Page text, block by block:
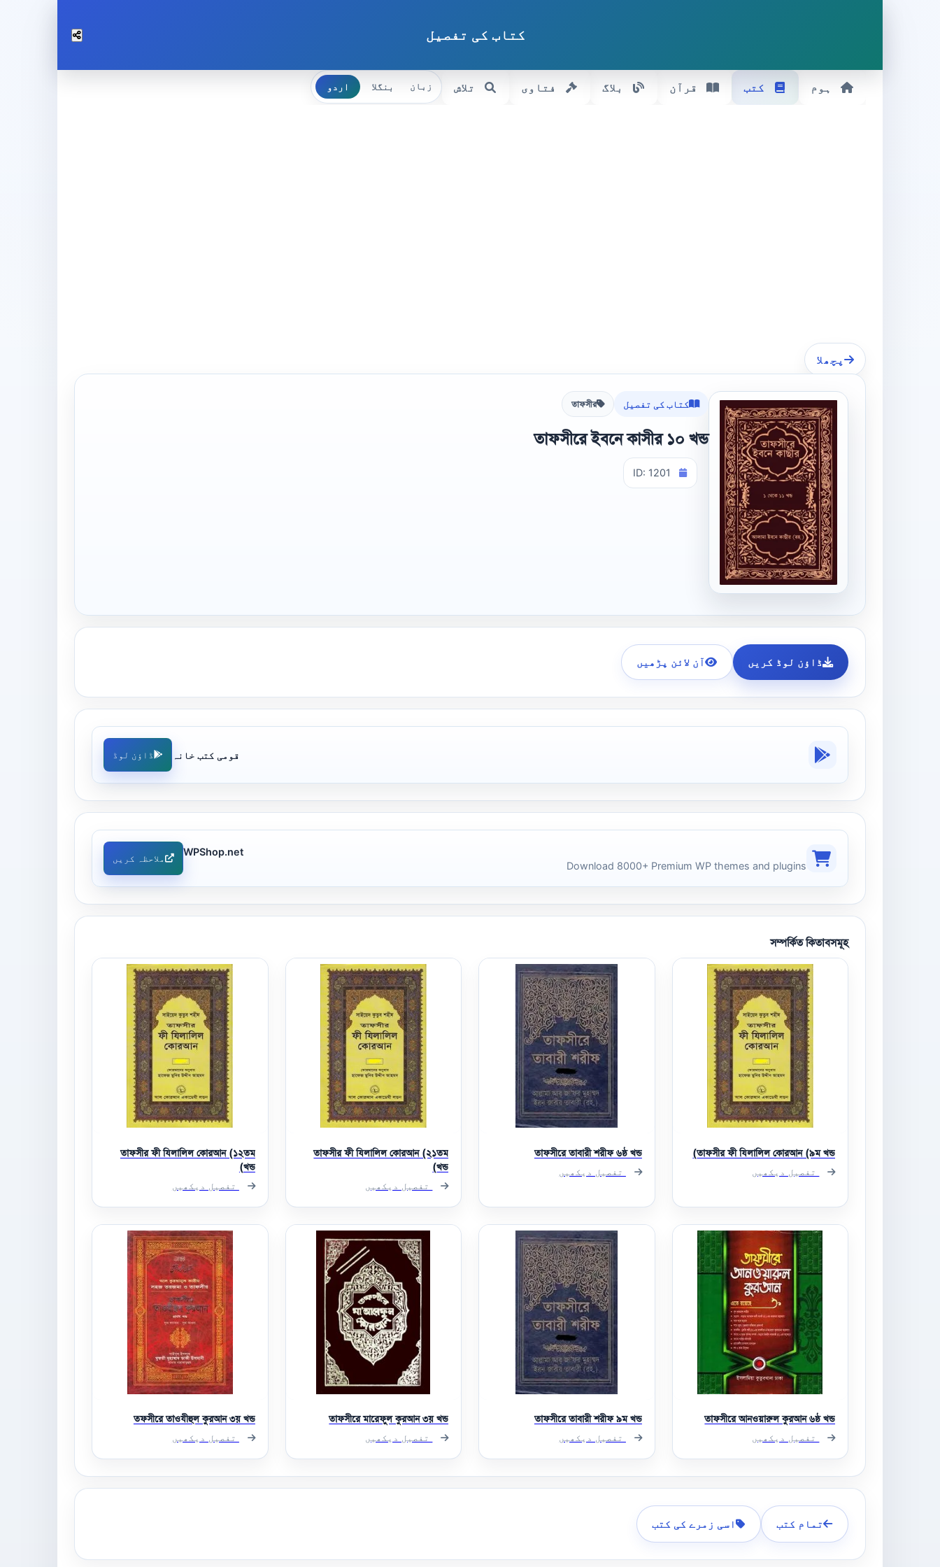
کتاب کی تفصیل
ہوم کتب قرآن بلاگ فتاوی تلاش زبان بنگلا اردو
پچھلا
کتاب کی تفصیل তাফসীর
তাফসীরে ইবনে কাসীর ১০ খন্ড
ID: 1201
ڈاؤن لوڈ کریں آن لائن پڑھیں
قومی کتب خانہ ڈاؤن لوڈ
WPShop.net
Download 8000+ Premium WP themes and plugins
ملاحظہ کریں
সম্পর্কিত কিতাবসমূহ
তাফসীর ফী যিলালিল কোরআন (৯ম খন্ড)
تفصیل دیکھیں
তাফসীরে তাবারী শরীফ ৬ষ্ঠ খন্ড
تفصیل دیکھیں
তাফসীর ফী যিলালিল কোরআন (২১তম
খন্ড)
تفصیل دیکھیں
তাফসীর ফী যিলালিল কোরআন (১২তম
খন্ড)
تفصیل دیکھیں
তাফসীরে আনওয়ারুল কুরআন ৬ষ্ঠ খন্ড
تفصیل دیکھیں
তাফসীরে তাবারী শরীফ ৯ম খন্ড
تفصیل دیکھیں
তাফসীরে মারেফুল কুরআন ৩য় খন্ড
تفصیل دیکھیں
তফসীরে তাওযীহুল কুরআন ৩য় খন্ড
تفصیل دیکھیں
تمام کتب اسی زمرے کی کتب